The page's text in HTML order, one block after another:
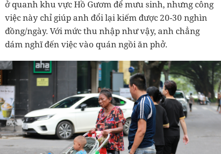
ở quanh khu vực Hồ Gươm để mưu sinh, nhưng công
việc này chỉ giúp anh đổi lại kiếm được 20-30 nghìn
đồng/ngày. Với mức thu nhập như vậy, anh chẳng
dám nghĩ đến việc vào quán ngồi ăn phở.